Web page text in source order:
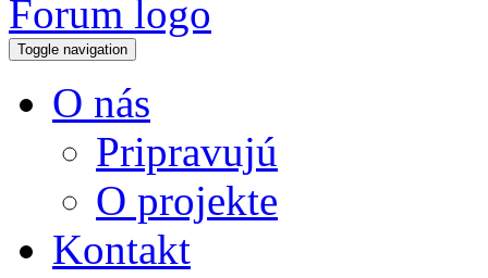
Toggle navigation
O nás
Pripravujú
O projekte
Kontakt